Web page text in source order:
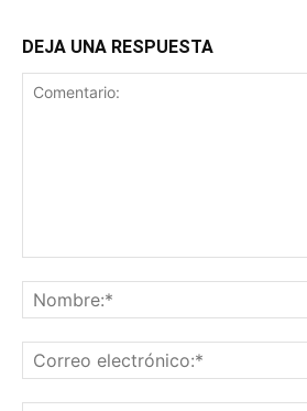
DEJA UNA RESPUESTA